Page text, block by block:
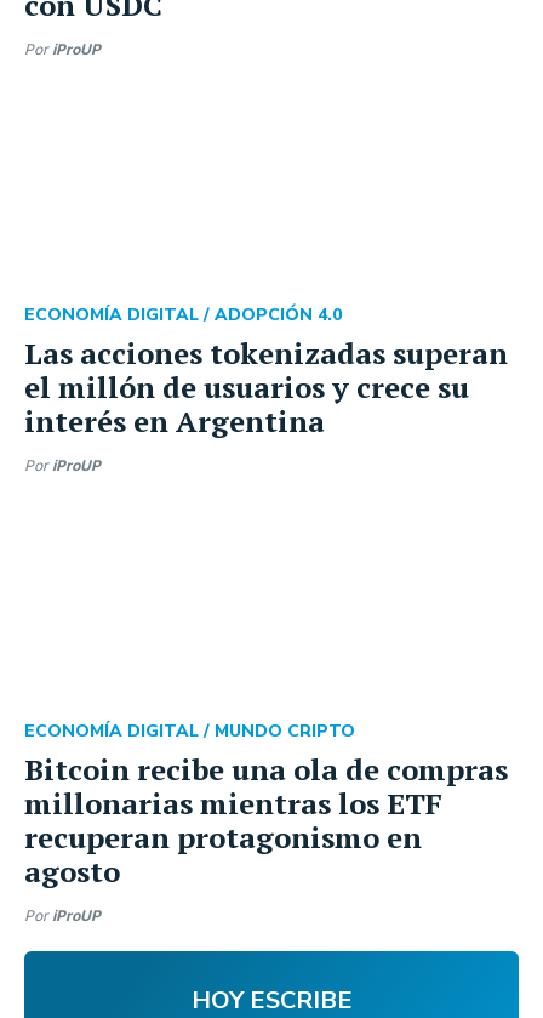
Por iProUP
Las acciones tokenizadas superan
el millón de usuarios y crece su
interés en Argentina
ECONOMÍA DIGITAL / ADOPCIÓN 4.0
Por iProUP
Bitcoin recibe una ola de compras
millonarias mientras los ETF
recuperan protagonismo en
agosto
ECONOMÍA DIGITAL / MUNDO CRIPTO
Por iProUP
HOY ESCRIBE